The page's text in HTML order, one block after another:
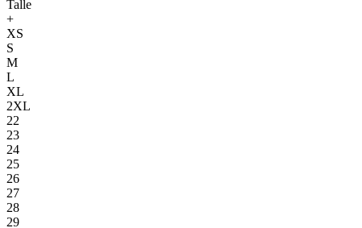
Talle
+
XS
S
M
L
XL
2XL
22
23
24
25
26
27
28
29